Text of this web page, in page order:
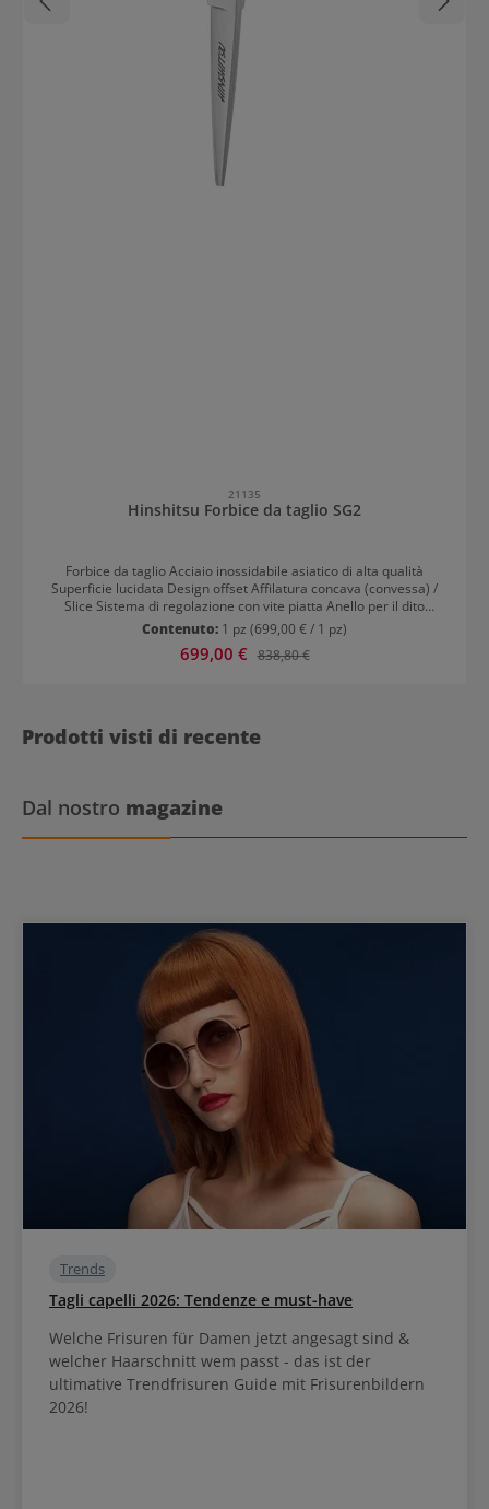
21135
Hinshitsu Forbice da taglio SG2
Forbice da taglio Acciaio inossidabile asiatico di alta qualità
Superficie lucidata Design offset Affilatura concava (convessa) /
Slice Sistema di regolazione con vite piatta Anello per il dito
forgiato Stop in gomma integrato Per destrorsi
Contenuto: 1 pz (699,00 € / 1 pz)
Prezzo di vendita:
699,00 € Prezzo normale:
838,80 €
Prodotti visti di recente
Dal nostro magazine
Trends
Tagli capelli 2026: Tendenze e must-have
Welche Frisuren für Damen jetzt angesagt sind &
welcher Haarschnitt wem passt - das ist der
ultimative Trendfrisuren Guide mit Frisurenbildern
2026!